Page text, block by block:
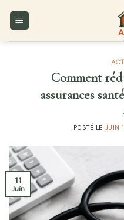
Comment
assurances
POSTÉ LE JUIN
11
Juin